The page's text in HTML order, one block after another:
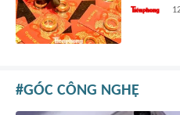
GÓC CÔNG NGHỆ